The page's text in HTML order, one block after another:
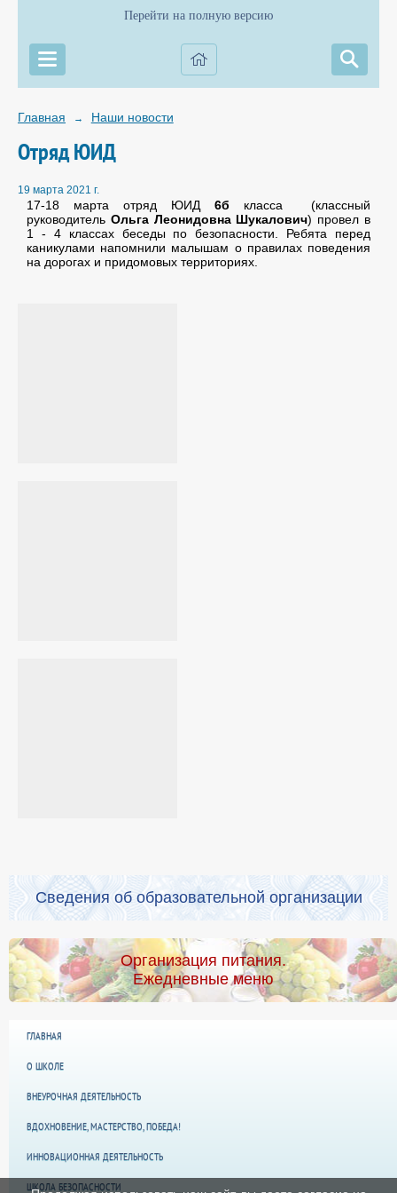
Перейти на полную версию
Главная → Наши новости
Отряд ЮИД
19 марта 2021 г.
17-18 марта отряд ЮИД 6б класса (классный
руководитель Ольга Леонидовна Шукалович) провел в
1 - 4 классах беседы по безопасности. Ребята перед
каникулами напомнили малышам о правилах поведения
на дорогах и придомовых территориях.
Сведения об образовательной организации
Организация питания.
Ежедневные меню
ГЛАВНАЯ
О ШКОЛЕ
ВНЕУРОЧНАЯ ДЕЯТЕЛЬНОСТЬ
ВДОХНОВЕНИЕ, МАСТЕРСТВО, ПОБЕДА!
ИННОВАЦИОННАЯ ДЕЯТЕЛЬНОСТЬ
ШКОЛА БЕЗОПАСНОСТИ